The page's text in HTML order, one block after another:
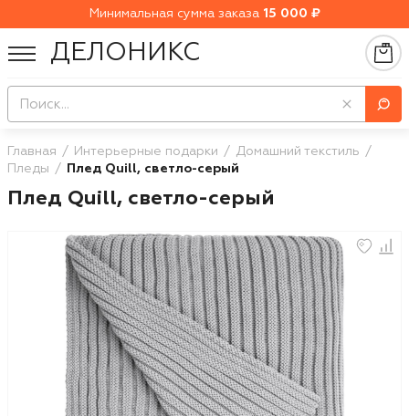
Минимальная сумма заказа 15 000 ₽
ДЕЛОНИКС
Главная Интерьерные подарки
Домашний текстиль
Пледы
Плед Quill, светло-серый
Плед Quill, светло-серый